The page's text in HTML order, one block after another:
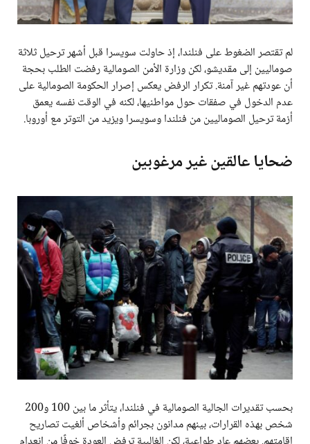
لم تقتصر الضغوط على فنلندا، إذ حاولت سويسرا قبل أشهر ترحيل ثلاثة
صوماليين إلى مقديشو، لكن وزارة الأمن الصومالية رفضت الطلب بحجة
أن عودتهم غير آمنة. تكرار الرفض يعكس إصرار الحكومة الصومالية على
عدم الدخول في صفقات حول مواطنيها، لكنه في الوقت نفسه يعمق
أزمة ترحيل الصوماليين من فنلندا وسويسرا ويزيد من التوتر مع أوروبا.
ضحايا عالقين غير مرغوبين
بحسب تقديرات الجالية الصومالية في فنلندا، يتأثر ما بين 100 و200
شخص بهذه القرارات، بينهم مدانون بجرائم وأشخاص ألغيت تصاريح